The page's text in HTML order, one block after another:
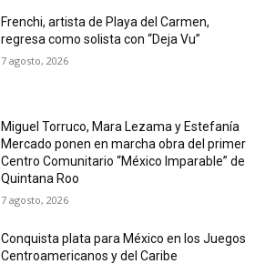
Frenchi, artista de Playa del Carmen,
regresa como solista con “Deja Vu”
7 agosto, 2026
Miguel Torruco, Mara Lezama y Estefanía
Mercado ponen en marcha obra del primer
Centro Comunitario “México Imparable” de
Quintana Roo
7 agosto, 2026
Conquista plata para México en los Juegos
Centroamericanos y del Caribe